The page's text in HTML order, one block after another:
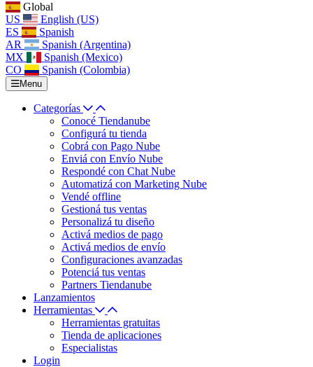
Global
US
English (US)
ES
Spanish
AR
Spanish (Argentina)
MX
Spanish (Mexico)
CO
Spanish (Colombia)
Menu
Categorías
Conocé Tiendanube
Configurá tu tienda
Cobrá con Pago Nube
Enviá con Envío Nube
Respondé con Chat Nube
Automatizá con Marketing Nube
Vendé offline
Gestioná tus ventas
Personalizá tu diseño
Activá medios de pago
Activá medios de envío
Configuraciones avanzadas
Potenciá tus ventas
Partners Tiendanube
Lanzamientos
Herramientas
Herramientas gratuitas
Tienda de aplicaciones
Especialistas
Login